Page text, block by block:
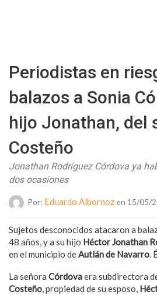
Periodistas en
balazos a Sonia
hijo Jonathan, del
Costeño
Jonathan Rodríguez Córdova ya
dos ocasiones
Por: Eduardo Albornozen 15/05/
Sujetos desconocidos atacaron a
48 años, y a su hijo Héctor Jonathan
en el municipio deAutlán de Navarro.
La señora Córdovaera subdirectora
Costeño, propiedad de su esposo,